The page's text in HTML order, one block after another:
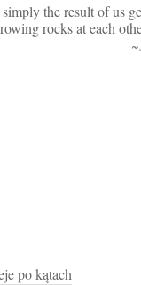
the result of us
rocks at each
po kątach